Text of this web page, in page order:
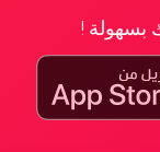
بسهولة !